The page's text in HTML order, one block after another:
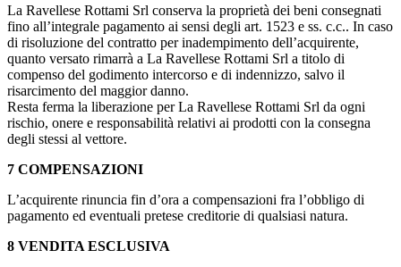
La Ravellese Rottami Srl conserva la proprietà dei beni consegnati
fino all’integrale pagamento ai sensi degli art. 1523 e ss. c.c.. In caso
di risoluzione del contratto per inadempimento dell’acquirente,
quanto versato rimarrà a La Ravellese Rottami Srl a titolo di
compenso del godimento intercorso e di indennizzo, salvo il
risarcimento del maggior danno.
Resta ferma la liberazione per La Ravellese Rottami Srl da ogni
rischio, onere e responsabilità relativi ai prodotti con la consegna
degli stessi al vettore.
7 COMPENSAZIONI
L’acquirente rinuncia fin d’ora a compensazioni fra l’obbligo di
pagamento ed eventuali pretese creditorie di qualsiasi natura.
8 VENDITA ESCLUSIVA